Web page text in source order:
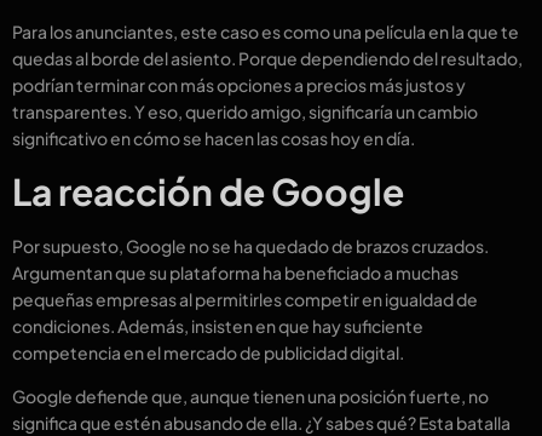
Para los anunciantes, este caso es como una película en la que te
quedas al borde del asiento. Porque dependiendo del resultado,
podrían terminar con más opciones a precios más justos y
transparentes. Y eso, querido amigo, significaría un cambio
significativo en cómo se hacen las cosas hoy en día.
La reacción de Google
Por supuesto, Google no se ha quedado de brazos cruzados.
Argumentan que su plataforma ha beneficiado a muchas
pequeñas empresas al permitirles competir en igualdad de
condiciones. Además, insisten en que hay suficiente
competencia en el mercado de publicidad digital.
Google defiende que, aunque tienen una posición fuerte, no
significa que estén abusando de ella. ¿Y sabes qué? Esta batalla